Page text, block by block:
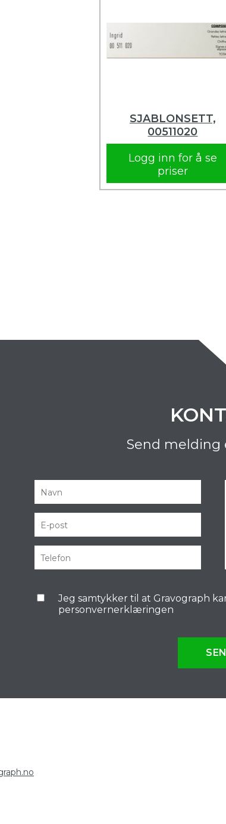
SJABLONSETT,
00511020
Logg inn for å se
priser
Send melding
Jeg samtykker til at Gravograph
personvernerklæringen